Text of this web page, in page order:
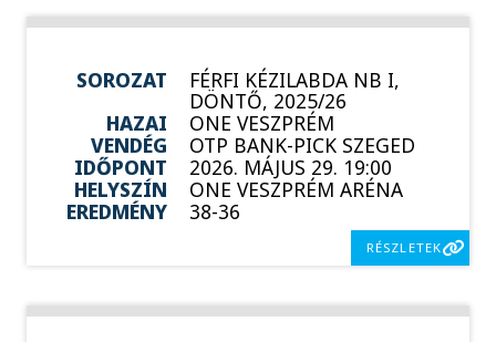
SOROZAT FÉRFI KÉZILABDA NB I,
DÖNTŐ, 2025/26
HAZAI
ONE VESZPRÉM
VENDÉG
OTP BANK-PICK SZEGED
IDŐPONT
2026. MÁJUS 29. 19:00
HELYSZÍN
ONE VESZPRÉM ARÉNA
EREDMÉNY
38-36
RÉSZLETEK